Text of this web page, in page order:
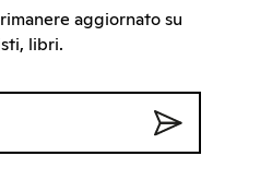
aggiornato su
libri.